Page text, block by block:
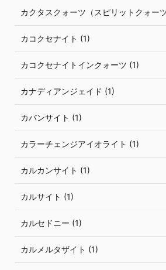
カクタスクォーツ（スピリットクォー
カコクセナイト (1)
カコクセナイトインクォーツ (1)
カナディアンジェイド (1)
カバンサイト (1)
カラーチェンジアイオライト (1)
カルカンサイト (1)
カルサイト (1)
カルセドニー (1)
カルメルタザイト (1)